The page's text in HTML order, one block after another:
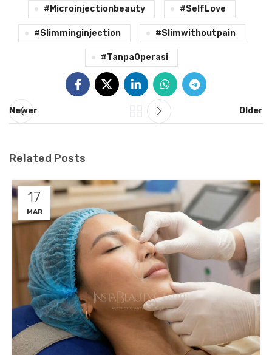
#microinjectionbeauty #SelfLove
#slimminginjection #slimwithoutpain
#TanpaOperasi
Newer Older
Related Posts
17
MAR